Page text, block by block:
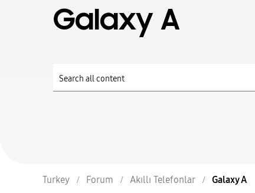
Galaxy A
Turkey Forum Akıllı Telefonlar Galaxy A